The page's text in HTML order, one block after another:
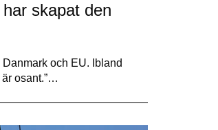
skapat den
och EU. Ibland
osant.”…